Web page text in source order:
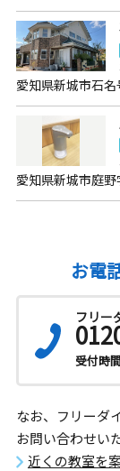
愛知県新城市石名
愛知県新城市庭野
お電
フリー
受付時間
なお、フリーダ
お問い合わせい
近くの教室を